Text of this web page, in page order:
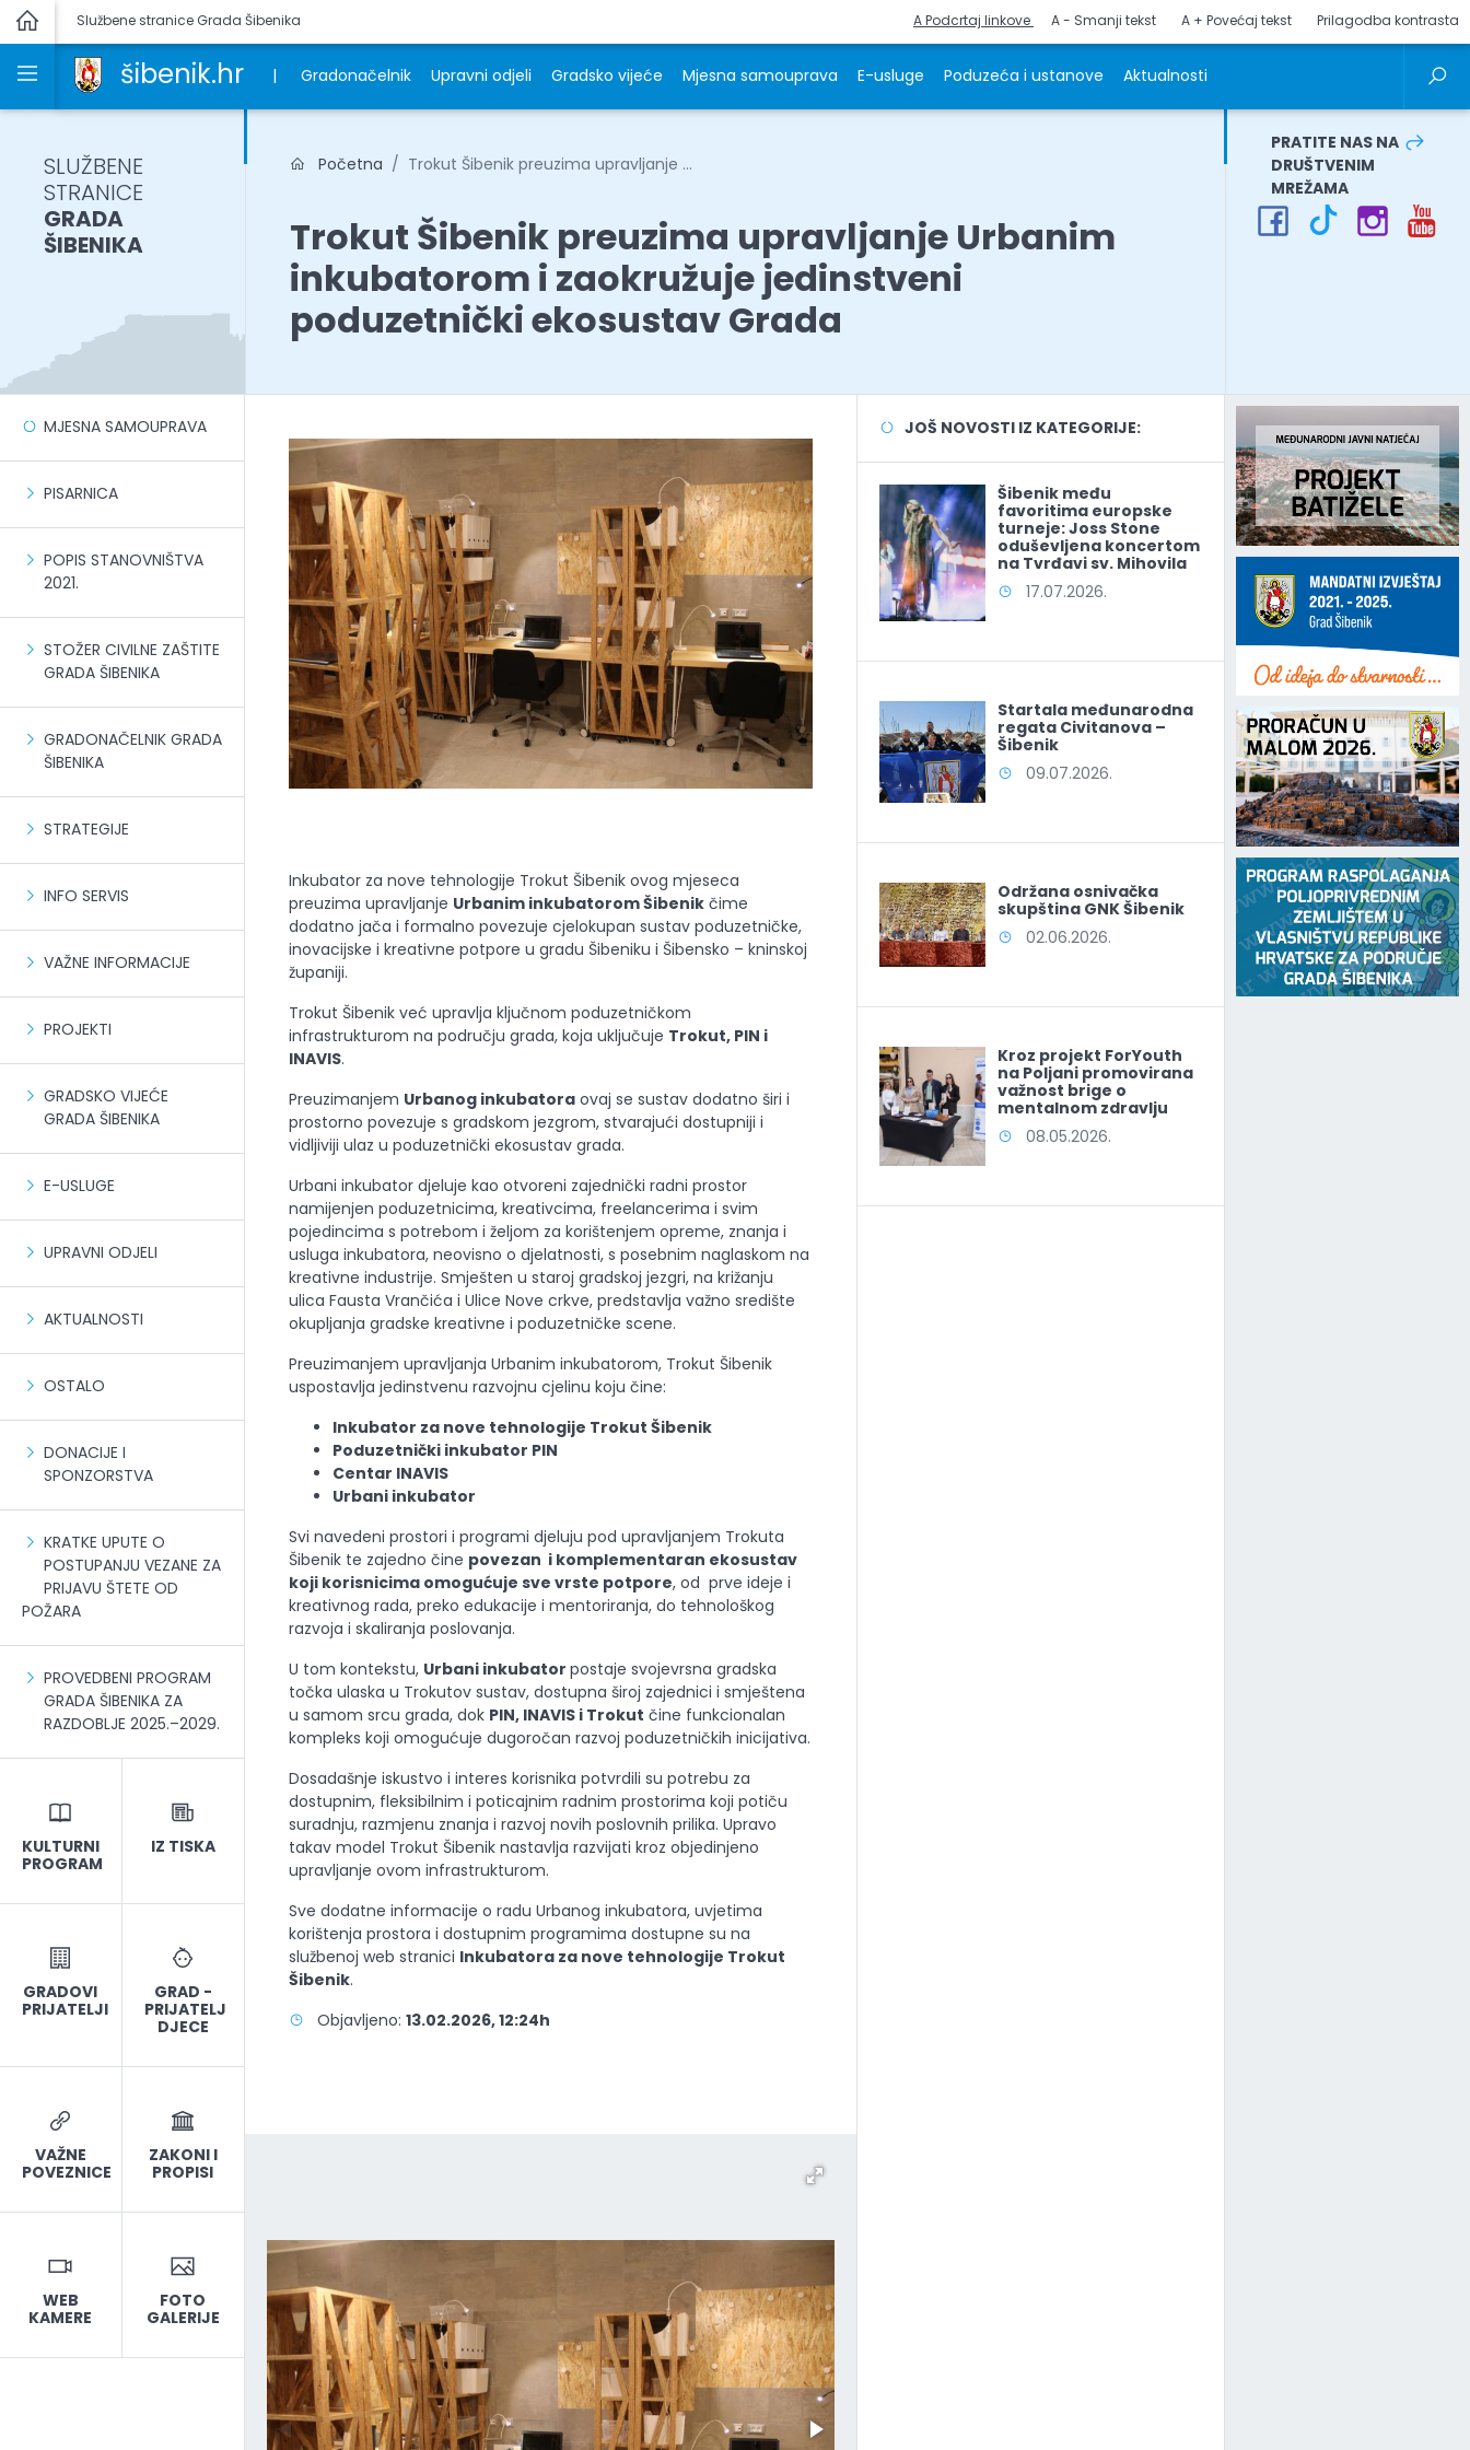
Službene stranice Grada Šibenika A Podcrtaj linkove A - Smanji tekst A + Povećaj tekst Prilagodba kontrasta
šibenik.hr | Gradonačelnik Upravni odjeli Gradsko vijeće Mjesna samouprava E-usluge Poduzeća i ustanove Aktualnosti
SLUŽBENE
STRANICE
GRADA
ŠIBENIKA
Početna Trokut Šibenik preuzima upravljanje ...
Trokut Šibenik preuzima upravljanje Urbanim
inkubatorom i zaokružuje jedinstveni
poduzetnički ekosustav Grada
PRATITE NAS NA
DRUŠTVENIM
MREŽAMA
MJESNA SAMOUPRAVA
PISARNICA
POPIS STANOVNIŠTVA
2021.
STOŽER CIVILNE ZAŠTITE
GRADA ŠIBENIKA
GRADONAČELNIK GRADA
ŠIBENIKA
STRATEGIJE
INFO SERVIS
VAŽNE INFORMACIJE
PROJEKTI
GRADSKO VIJEĆE
GRADA ŠIBENIKA
E-USLUGE
UPRAVNI ODJELI
AKTUALNOSTI
OSTALO
DONACIJE I
SPONZORSTVA
KRATKE UPUTE O
POSTUPANJU VEZANE ZA
PRIJAVU ŠTETE OD
POŽARA
PROVEDBENI PROGRAM
GRADA ŠIBENIKA ZA
RAZDOBLJE 2025.–2029.
KULTURNI
PROGRAM
IZ TISKA
GRADOVI
PRIJATELJI
GRAD -
PRIJATELJ
DJECE
VAŽNE
POVEZNICE
ZAKONI I
PROPISI
WEB
KAMERE
FOTO
GALERIJE
Inkubator za nove tehnologije Trokut Šibenik ovog mjeseca
preuzima upravljanje Urbanim inkubatorom Šibenik čime
dodatno jača i formalno povezuje cjelokupan sustav poduzetničke,
inovacijske i kreativne potpore u gradu Šibeniku i Šibensko – kninskoj
županiji.
Trokut Šibenik već upravlja ključnom poduzetničkom
infrastrukturom na području grada, koja uključuje Trokut, PIN i
INAVIS.
Preuzimanjem Urbanog inkubatora ovaj se sustav dodatno širi i
prostorno povezuje s gradskom jezgrom, stvarajući dostupniji i
vidljiviji ulaz u poduzetnički ekosustav grada.
Urbani inkubator djeluje kao otvoreni zajednički radni prostor
namijenjen poduzetnicima, kreativcima, freelancerima i svim
pojedincima s potrebom i željom za korištenjem opreme, znanja i
usluga inkubatora, neovisno o djelatnosti, s posebnim naglaskom na
kreativne industrije. Smješten u staroj gradskoj jezgri, na križanju
ulica Fausta Vrančića i Ulice Nove crkve, predstavlja važno središte
okupljanja gradske kreativne i poduzetničke scene.
Preuzimanjem upravljanja Urbanim inkubatorom, Trokut Šibenik
uspostavlja jedinstvenu razvojnu cjelinu koju čine:
Inkubator za nove tehnologije Trokut Šibenik
Poduzetnički inkubator PIN
Centar INAVIS
Urbani inkubator
Svi navedeni prostori i programi djeluju pod upravljanjem Trokuta
Šibenik te zajedno čine povezan i komplementaran ekosustav
koji korisnicima omogućuje sve vrste potpore, od prve ideje i
kreativnog rada, preko edukacije i mentoriranja, do tehnološkog
razvoja i skaliranja poslovanja.
U tom kontekstu, Urbani inkubator postaje svojevrsna gradska
točka ulaska u Trokutov sustav, dostupna široj zajednici i smještena
u samom srcu grada, dok PIN, INAVIS i Trokut čine funkcionalan
kompleks koji omogućuje dugoročan razvoj poduzetničkih inicijativa.
Dosadašnje iskustvo i interes korisnika potvrdili su potrebu za
dostupnim, fleksibilnim i poticajnim radnim prostorima koji potiču
suradnju, razmjenu znanja i razvoj novih poslovnih prilika. Upravo
takav model Trokut Šibenik nastavlja razvijati kroz objedinjeno
upravljanje ovom infrastrukturom.
Sve dodatne informacije o radu Urbanog inkubatora, uvjetima
korištenja prostora i dostupnim programima dostupne su na
službenoj web stranici Inkubatora za nove tehnologije Trokut
Šibenik.
Objavljeno: 13.02.2026, 12:24h
JOŠ NOVOSTI IZ KATEGORIJE:
Šibenik među
favoritima europske
turneje: Joss Stone
oduševljena koncertom
na Tvrđavi sv. Mihovila
17.07.2026.
Startala međunarodna
regata Civitanova –
Šibenik
09.07.2026.
Održana osnivačka
skupština GNK Šibenik
02.06.2026.
Kroz projekt ForYouth
na Poljani promovirana
važnost brige o
mentalnom zdravlju
08.05.2026.